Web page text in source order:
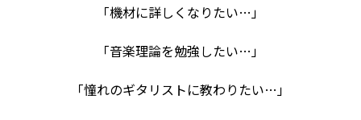
「機材に詳しくなりたい…」
「音楽理論を勉強したい…」
「憧れのギタリストに教わりたい…」